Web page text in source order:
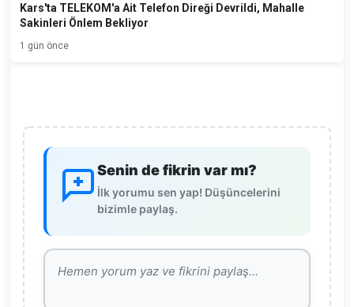
Kars'ta TELEKOM'a Ait Telefon Direği Devrildi, Mahalle
Sakinleri Önlem Bekliyor
1 gün önce
Senin de fikrin var mı?
İlk yorumu sen yap! Düşüncelerini
bizimle paylaş.